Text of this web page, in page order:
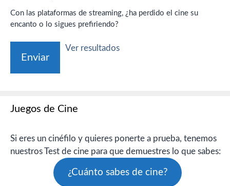
Con las plataformas de streaming, ¿ha perdido el cine su
encanto o lo sigues prefiriendo?
Ver resultados
Juegos de Cine
Si eres un cinéfilo y quieres ponerte a prueba, tenemos
nuestros Test de cine para que demuestres lo que sabes:
¿Cuánto sabes de cine?